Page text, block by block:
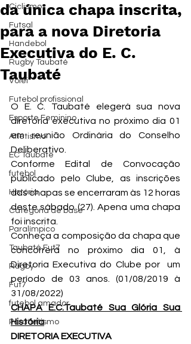
Ciclismo
Futsal
Handebol
Rugby Taubaté
Vôlei
Futebol profissional
Esporte Feminino
Atletismo
EC Taubaté
futebol
História
Categoria de base
Paralímpico
Taubaté Fut7
Rugby
Fut7
futebol amador
Paratletismo
da única chapa inscrita,
para a nova Diretoria
Executiva do E. C.
Taubaté
O E. C. Taubaté elegerá sua nova
diretoria executiva no próximo dia 01
em reunião Ordinária do Conselho
Deliberativo.
Conforme Edital de Convocação
publicado pelo Clube, as inscrições
das chapas se encerraram às 12 horas
deste sábado (27). Apena uma chapa
foi inscrita.
Conheça a composição da chapa que
concorrerá no próximo dia 01, à
Diretoria Executiva do Clube por  um
período de 03 anos. (01/08/2019 à
31/08/2022)
CHAPA E.C.Taubaté Sua Glória Sua
História
DIRETORIA EXECUTIVA